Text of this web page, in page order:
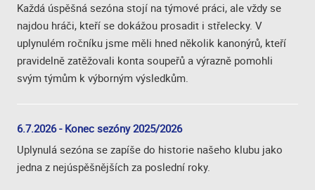
Každá úspěšná sezóna stojí na týmové práci, ale vždy se
najdou hráči, kteří se dokážou prosadit i střelecky. V
uplynulém ročníku jsme měli hned několik kanonýrů, kteří
pravidelně zatěžovali konta soupeřů a výrazně pomohli
svým týmům k výborným výsledkům.
6.7.2026 - Konec sezóny 2025/2026
Uplynulá sezóna se zapíše do historie našeho klubu jako
jedna z nejúspěšnějších za poslední roky.